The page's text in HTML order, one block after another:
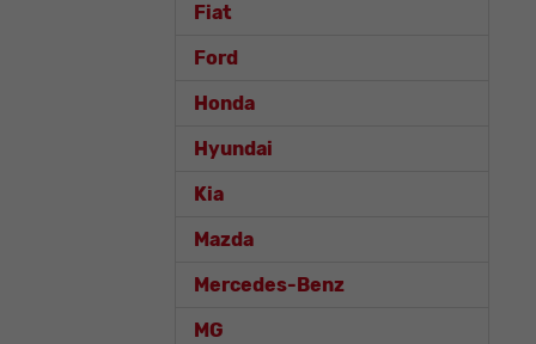
Fiat
Ford
Honda
Hyundai
Kia
Mazda
Mercedes-Benz
MG